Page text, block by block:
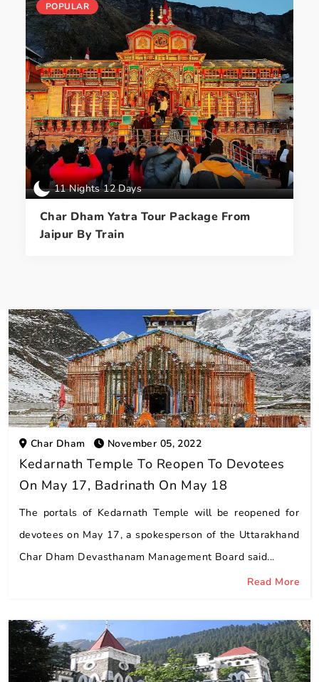
POPULAR
11 Nights 12 Days
Char Dham Yatra Tour Package From
Jaipur By Train
Char Dham November 05, 2022
Kedarnath Temple To Reopen To Devotees
On May 17, Badrinath On May 18
The portals of Kedarnath Temple will be reopened for
devotees on May 17, a spokesperson of the Uttarakhand
Char Dham Devasthanam Management Board said...
Read More